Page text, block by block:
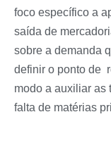
foco específico a
saída de
sobre a demanda
definir o ponto de
modo a auxiliar as
falta de matérias